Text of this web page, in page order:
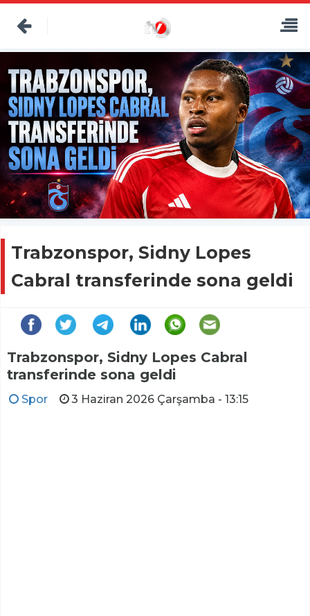
Trabzonspor, Sidny Lopes
Cabral transferinde sona geldi
Trabzonspor, Sidny Lopes Cabral
transferinde sona geldi
Spor 3 Haziran 2026 Çarşamba - 13:15